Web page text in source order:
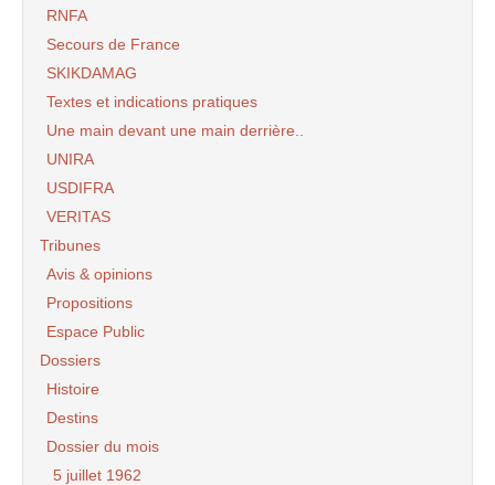
RNFA
Secours de France
SKIKDAMAG
Textes et indications pratiques
Une main devant une main derrière..
UNIRA
USDIFRA
VERITAS
Tribunes
Avis & opinions
Propositions
Espace Public
Dossiers
Histoire
Destins
Dossier du mois
5 juillet 1962